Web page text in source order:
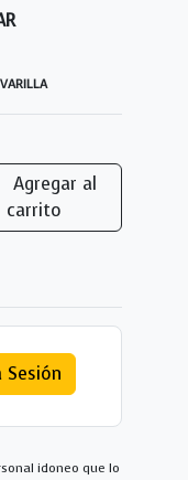
Agregar al
carrito
Sesión
idoneo que lo